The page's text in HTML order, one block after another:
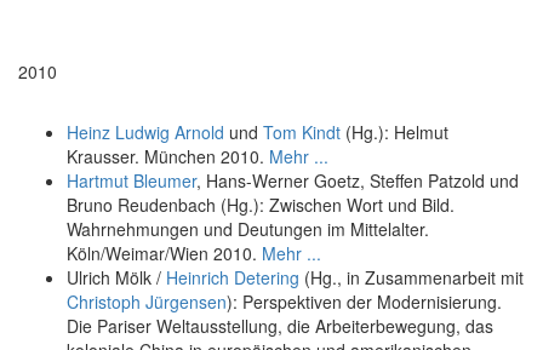
2010
Heinz Ludwig Arnold und Tom Kindt (Hg.): Helmut
Krausser. München 2010. Mehr ...
Hartmut Bleumer, Hans-Werner Goetz, Steffen Patzold und
Bruno Reudenbach (Hg.): Zwischen Wort und Bild.
Wahrnehmungen und Deutungen im Mittelalter.
Köln/Weimar/Wien 2010. Mehr ...
Ulrich Mölk / Heinrich Detering (Hg., in Zusammenarbeit mit
Christoph Jürgensen): Perspektiven der Modernisierung.
Die Pariser Weltausstellung, die Arbeiterbewegung, das